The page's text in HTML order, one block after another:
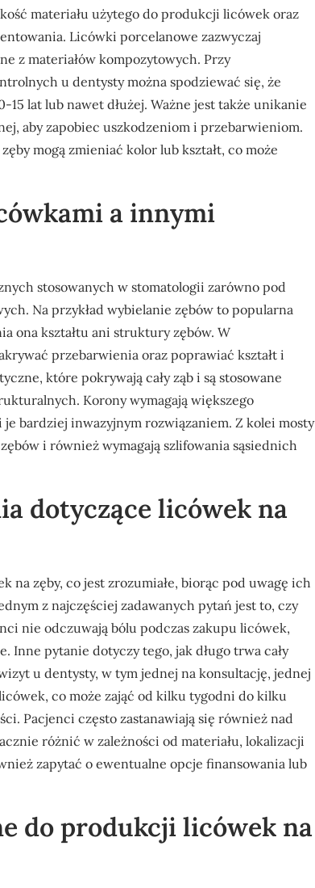
materiału użytego do produkcji licówek oraz
Licówki porcelanowe zazwyczaj
z materiałów kompozytowych. Przy
u dentysty można spodziewać się, że
lat lub nawet dłużej. Ważne jest także unikanie
aby zapobiec uszkodzeniom i przebarwieniom.
mogą zmieniać kolor lub kształt, co może
a innymi
stosowanych w stomatologii zarówno pod
Na przykład wybielanie zębów to popularna
ona kształtu ani struktury zębów. W
przebarwienia oraz poprawiać kształt i
które pokrywają cały ząb i są stosowane
Korony wymagają większego
bardziej inwazyjnym rozwiązaniem. Z kolei mosty
i również wymagają szlifowania sąsiednich
dotyczące licówek na
zęby, co jest zrozumiałe, biorąc pod uwagę ich
z najczęściej zadawanych pytań jest to, czy
nie odczuwają bólu podczas zakupu licówek,
Inne pytanie dotyczy tego, jak długo trwa cały
u dentysty, w tym jednej na konsultację, jednej
co może zająć od kilku tygodni do kilku
Pacjenci często zastanawiają się również nad
różnić w zależności od materiału, lokalizacji
zapytać o ewentualne opcje finansowania lub
do produkcji licówek na